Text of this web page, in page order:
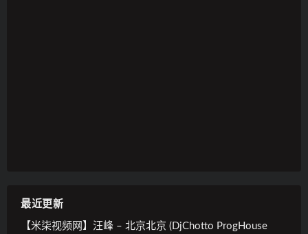
最近更新
【米柒视频网】汪峰 – 北京北京 (DjChotto ProgHouse